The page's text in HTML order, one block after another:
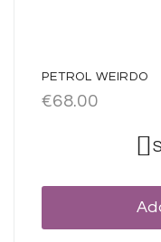
PETROL WEIRDO
€68.00